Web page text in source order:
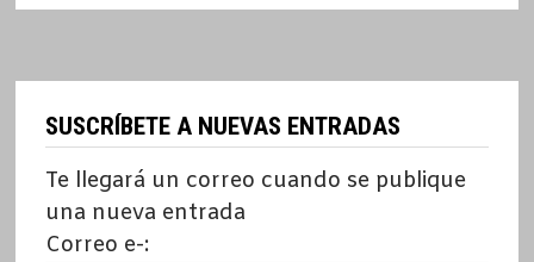
SUSCRÍBETE A NUEVAS ENTRADAS
Te llegará un correo cuando se publique
una nueva entrada
Correo e-: